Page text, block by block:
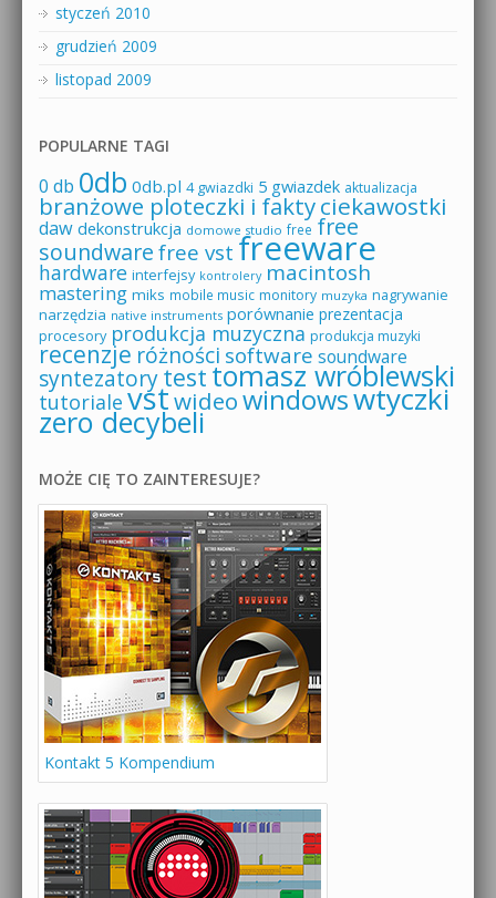
styczeń 2010
grudzień 2009
listopad 2009
POPULARNE TAGI
0 db 0db 0db.pl 4 gwiazdki 5 gwiazdek aktualizacja
branżowe ploteczki i faktyciekawostki
daw dekonstrukcja domowe studio free free
soundware free vst freeware
hardware interfejsy kontrolery macintosh
mastering miks mobile music monitory muzyka nagrywanie
narzędzia native instruments porównanie prezentacja
procesory produkcja muzyczna produkcja muzyki
recenzje różności software soundware
syntezatorytesttomasz wróblewski
tutoriale vstwideowindowswtyczki
zero decybeli
MOŻE CIĘ TO ZAINTERESUJE?
Kontakt 5 Kompendium